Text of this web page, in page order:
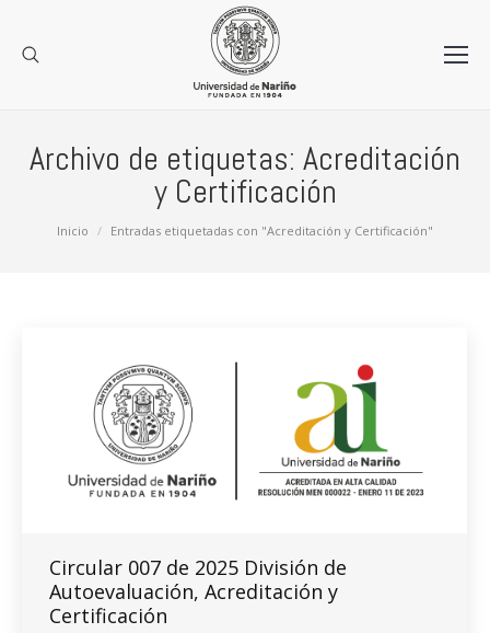
Archivo de etiquetas: Acreditación
y Certificación
Estás aquí:
Inicio Entradas etiquetadas con "Acreditación y Certificación"
Circular 007 de 2025 División de
Autoevaluación, Acreditación y
Certificación